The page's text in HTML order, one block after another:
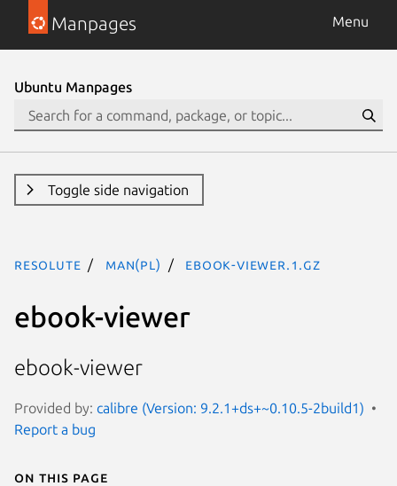
Manpages Menu
Ubuntu Manpages
Toggle side navigation
resolute man(pl) ebook-viewer.1.gz
ebook-viewer
ebook-viewer
Provided by: calibre (Version: 9.2.1+ds+~0.10.5-2build1)
Report a bug
On this page